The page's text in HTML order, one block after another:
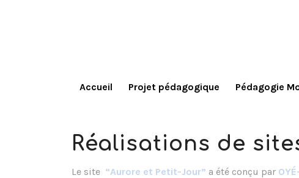
Accueil Projet pédagogique Pédagogie
Réalisations de
Le site “Aurore et Petit-Jour” a été conçu par